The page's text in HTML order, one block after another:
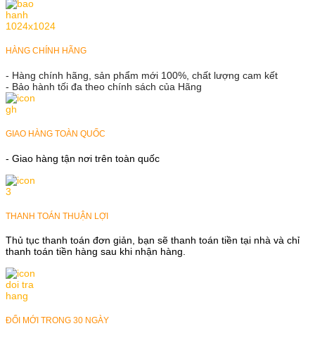
HÀNG CHÍNH HÃNG
- Hàng chính hãng, sản phẩm mới 100%, chất lượng cam kết
- Bảo hành tối đa theo chính sách của Hãng
GIAO HÀNG TOÀN QUỐC
- Giao hàng tận nơi trên toàn quốc
THANH TOÁN THUẬN LỢI
Thủ tục thanh toán đơn giản, bạn sẽ thanh toán tiền tại nhà và chỉ
thanh toán tiền hàng sau khi nhận hàng.
ĐỔI MỚI TRONG 30 NGÀY